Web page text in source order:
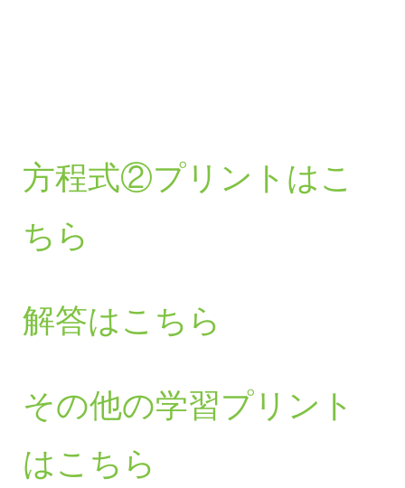
方程式②プリントはこ
ちら
解答はこちら
その他の学習プリント
はこちら